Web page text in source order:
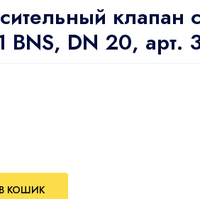
клапан с
BNS, DN 20, арт.
КОШИК